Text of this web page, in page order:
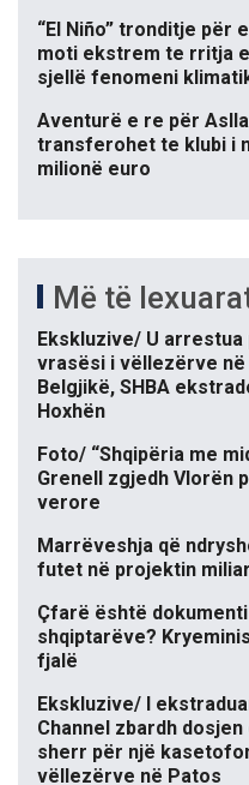
“El Niño” tronditje për
moti ekstrem te rritja
sjellë fenomeni
Aventurë e re për
transferohet te klubi i
milionë euro
Më të
Ekskluzive/ U
vrasësi i vëllezërve në
Belgjikë, SHBA
Hoxhën
Foto/ “Shqipëria me
Grenell zgjedh Vlorën
verore
Marrëveshja që
futet në projektin
Çfarë është dokumenti
shqiptarëve?
fjalë
Ekskluzive/ I
Channel zbardh
sherr për një
vëllezërve në Patos